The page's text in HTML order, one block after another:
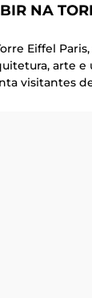
NA
Eiffel
arte e
visitantes